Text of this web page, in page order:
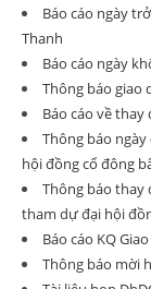
Báo cáo ngày
Thanh
Báo cáo ngày
Thông báo giao
Báo cáo về
Thông báo
hội đồng cổ đông
Thông báo thay
tham dự đại hội
Báo cáo KQ
Thông báo mời